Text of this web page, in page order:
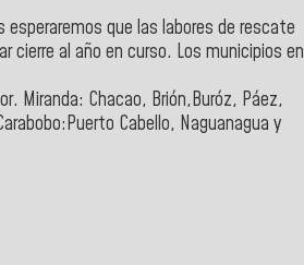
que las labores de rescate
al año en curso. Los municipios en
Miranda: Chacao, Brión,Buróz, Páez,
Cabello, Naguanagua y